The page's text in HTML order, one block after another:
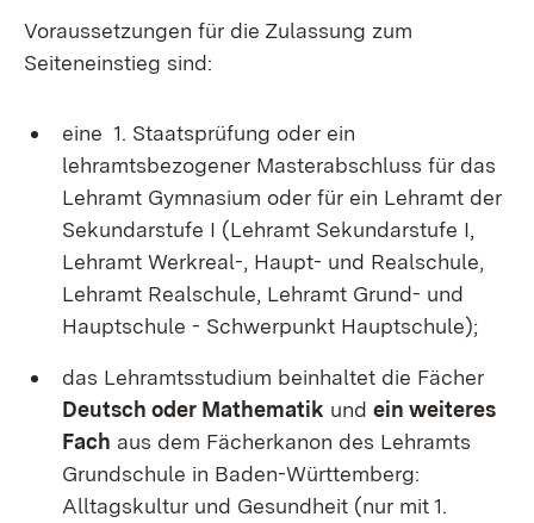
Voraussetzungen für die Zulassung zum
Seiteneinstieg sind:
eine 1. Staatsprüfung oder ein
lehramtsbezogener Masterabschluss für das
Lehramt Gymnasium oder für ein Lehramt der
Sekundarstufe I (Lehramt Sekundarstufe I,
Lehramt Werkreal-, Haupt- und Realschule,
Lehramt Realschule, Lehramt Grund- und
Hauptschule - Schwerpunkt Hauptschule);
das Lehramtsstudium beinhaltet die Fächer
Deutsch oder Mathematik und ein weiteres
Fach aus dem Fächerkanon des Lehramts
Grundschule in Baden-Württemberg:
Alltagskultur und Gesundheit (nur mit 1.